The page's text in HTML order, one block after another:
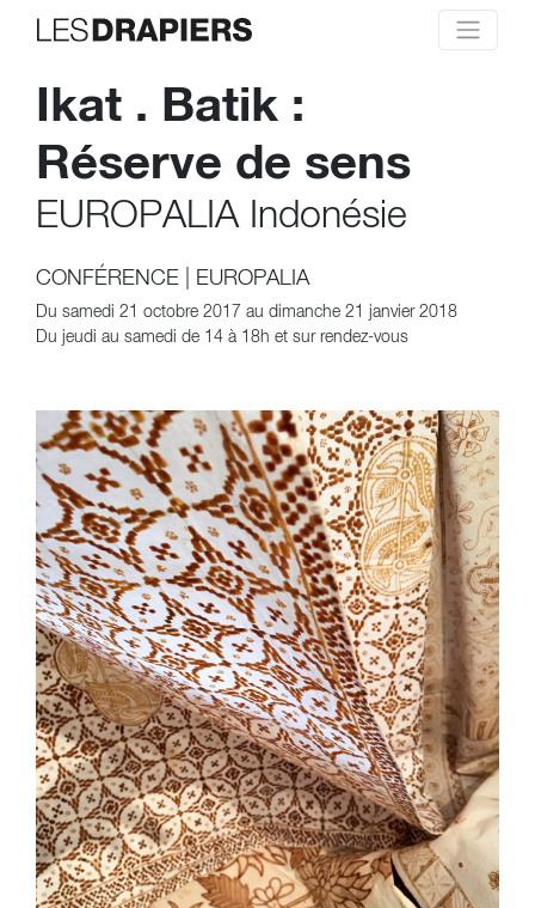
Ikat . Batik :
Réserve de sens
EUROPALIA Indonésie
CONFÉRENCE EUROPALIA
Du samedi 21 octobre 2017 au dimanche 21 janvier 2018
Du jeudi au samedi de 14 à 18h et sur rendez-vous